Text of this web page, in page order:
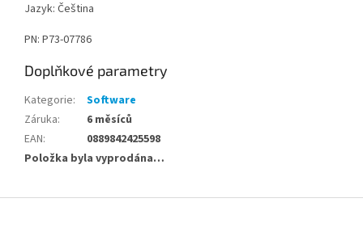
Jazyk: Čeština
PN: P73-07786
Doplňkové parametry
Kategorie:
Software
Záruka:
6 měsíců
EAN:
0889842425598
Položka byla vyprodána…